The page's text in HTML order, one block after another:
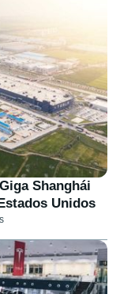
Shanghái
Unidos